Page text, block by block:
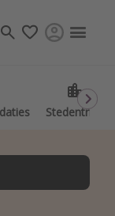
Stedentrips
Stedentrips